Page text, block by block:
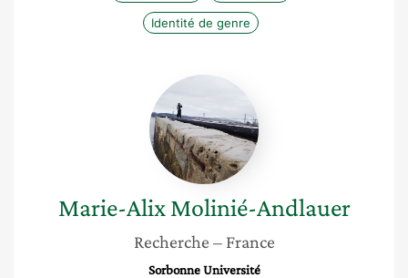
Identité de genre
Marie-
Molinié-
Andlauer
Marie-Alix Molinié-Andlauer
Recherche – France
Sorbonne Université